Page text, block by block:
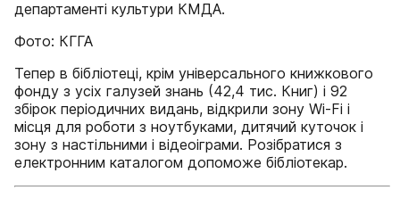
департаменті культури КМДА.
Фото: КГГА
Тепер в бібліотеці, крім універсального книжкового
фонду з усіх галузей знань (42,4 тис. Книг) і 92
збірок періодичних видань, відкрили зону Wi-Fi і
місця для роботи з ноутбуками, дитячий куточок і
зону з настільними і відеоіграми. Розібратися з
електронним каталогом допоможе бібліотекар.